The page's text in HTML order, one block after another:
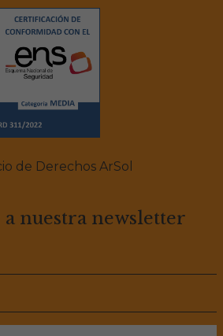
de Derechos ArSol
a nuestra newsletter